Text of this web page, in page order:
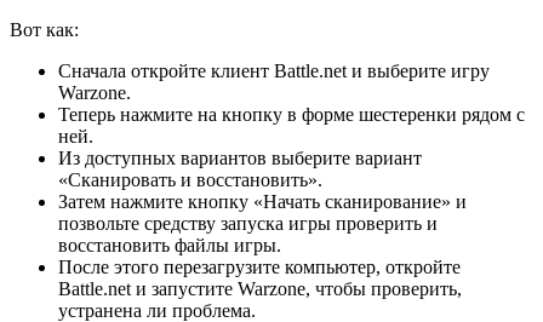
Вот как:
Сначала откройте клиент Battle.net и выберите игру
Warzone.
Теперь нажмите на кнопку в форме шестеренки рядом с
ней.
Из доступных вариантов выберите вариант
«Сканировать и восстановить».
Затем нажмите кнопку «Начать сканирование» и
позвольте средству запуска игры проверить и
восстановить файлы игры.
После этого перезагрузите компьютер, откройте
Battle.net и запустите Warzone, чтобы проверить,
устранена ли проблема.